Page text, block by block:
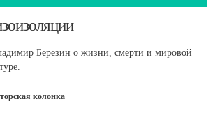
Березин о жизни, смерти и мировой
колонка